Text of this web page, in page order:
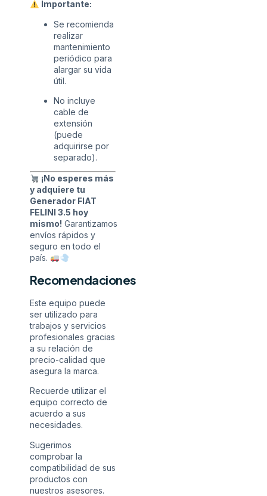
Importante:
Se recomienda
realizar
mantenimiento
periódico para
alargar su vida
útil.
No incluye
cable de
extensión
(puede
adquirirse por
separado).
¡No esperes más
y adquiere tu
Generador FIAT
FELINI 3.5 hoy
mismo! Garantizamos
envíos rápidos y
seguro en todo el
país.
Recomendaciones
Este equipo puede
ser utilizado para
trabajos y servicios
profesionales gracias
a su relación de
precio-calidad que
asegura la marca.
Recuerde utilizar el
equipo correcto de
acuerdo a sus
necesidades.
Sugerimos
comprobar la
compatibilidad de sus
productos con
nuestros asesores.